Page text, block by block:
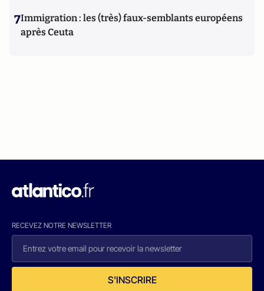
7Immigration : les (très) faux-semblants européens
après Ceuta
RECEVEZ NOTRE NEWSLETTER
S'INSCRIRE